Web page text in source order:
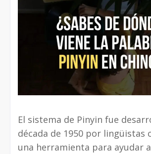
El sistema de Pinyin fue
década de 1950 por lingüistas
una herramienta para ayudar